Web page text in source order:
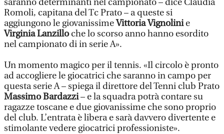
saranno determinanti nel campionato – dice Claudia
Romoli, capitana del Tc Prato – a queste si
aggiungono le giovanissimeVittoriaVignolinie
Virginia Lanzilloche lo scorso anno hanno esordito
nel campionato di in serie A».
Un momento magico per il tennis. «Il circolo è pronto
ad accogliere le giocatrici che saranno in campo per
questa serie A – spiega il direttore del Tenni club Prato
Massimo Bardazzi– e la squadra potrà contare su
ragazze toscane e due giovanissime che sono proprio
del club. L’entrata è libera e sarà davvero divertente e
stimolante vedere giocatrici professioniste».